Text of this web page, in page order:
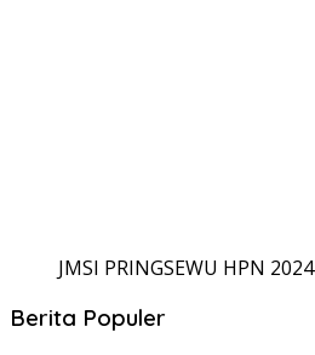
JMSI PRINGSEWU HPN 2024
Berita Populer